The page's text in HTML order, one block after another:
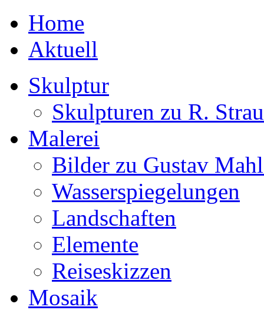
Home
Aktuell
Skulptur
Skulpturen zu R.
Malerei
Bilder zu Gustav
Wasserspiegelungen
Landschaften
Elemente
Reiseskizzen
Mosaik